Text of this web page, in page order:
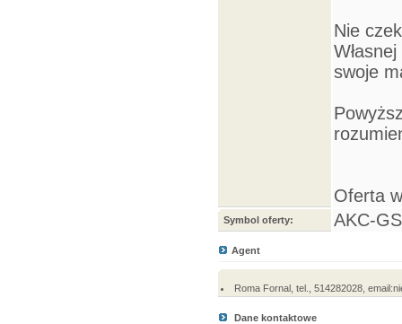
Nie
swoje
Oferta
Symbol oferty: AKC-
Agent
Roma Fornal, tel., 514282028,
Dane kontaktowe